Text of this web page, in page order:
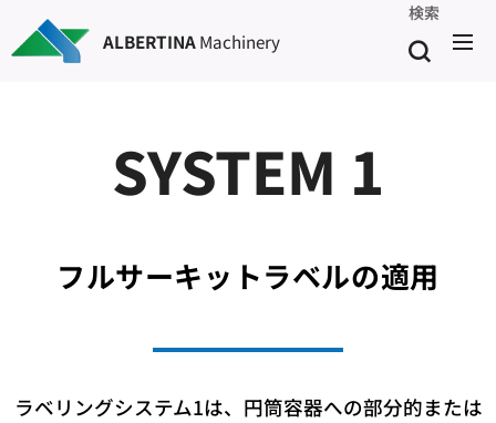
ALBERTINAMachinery
検索
SYSTEM 1
フルサーキットラベルの適用
ラベリングシステム1は、円筒容器への部分的または